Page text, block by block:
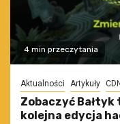
4 min przeczytania
Aktualności Artykuły
Zobaczyć Bałtyk
kolejna edycja